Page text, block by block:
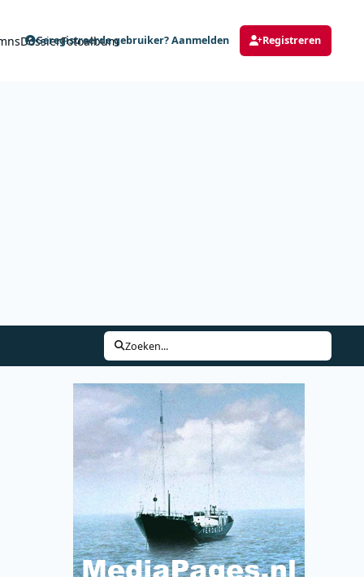
DossierFotoalbum
Geregistreerde gebruiker? Aanmelden Registreren
Zoeken...